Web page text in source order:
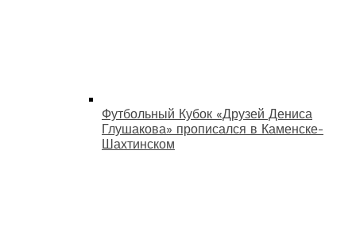
Футбольный Кубок «Друзей Дениса
Глушакова» прописался в Каменске-
Шахтинском